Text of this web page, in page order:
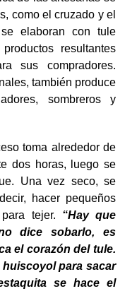
como el cruzado y el
elaboran con tule
resultantes
sus compradores.
también produce
sombreros y
toma alrededor de
dos horas, luego se
Una vez seco, se
hacer pequeños
tejer. “Hay que
dice sobarlo, es
el corazón del tule.
para sacar
se hace el